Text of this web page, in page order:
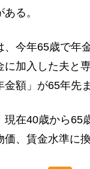
る。
今年65歳で年
加入した夫と
額」が65年先
在40歳から65
、賃金水準に